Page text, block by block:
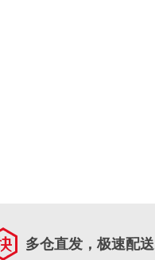
多仓直发，极速配送